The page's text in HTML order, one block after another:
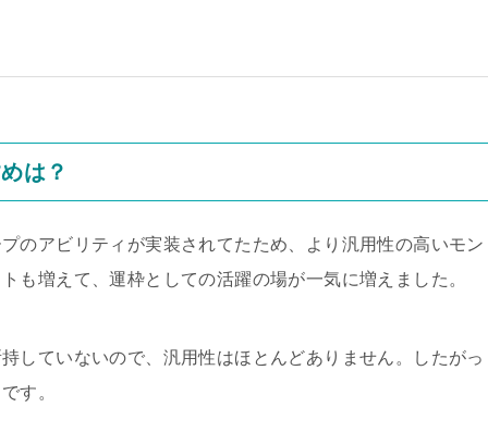
は？
のアビリティが実装されてたため、より汎用性の高いモン
も増えて、運枠としての活躍の場が一気に増えました。
していないので、汎用性はほとんどありません。したがっ
です。